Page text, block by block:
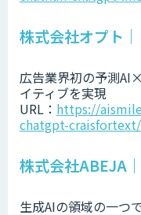
株式会社オプト
広告業界初の予測
イティブを実現
URL： https://
chatgpt-craisfortext/
株式会社ABEJA
生成AIの領域の一つ